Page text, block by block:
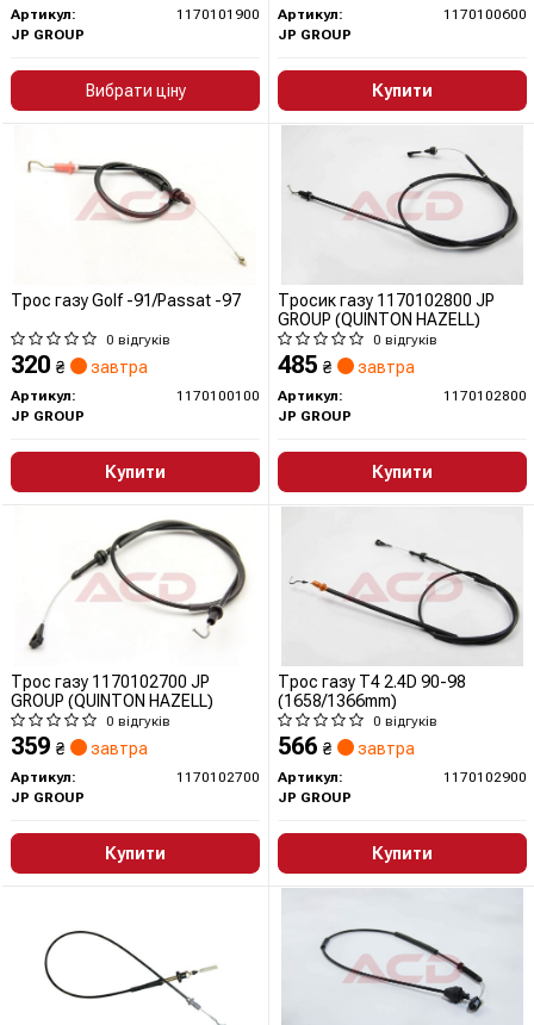
Артикул:
1170101900
JP GROUP
Вибрати ціну
Артикул:
1170100600
JP GROUP
Купити
Трос газу Golf -91/Passat -97
0 відгуків
320 ₴ завтра
Артикул:
1170100100
JP GROUP
Купити
Тросик газу 1170102800 JP
GROUP (QUINTON HAZELL)
0 відгуків
485 ₴ завтра
Артикул:
1170102800
JP GROUP
Купити
Трос газу 1170102700 JP
GROUP (QUINTON HAZELL)
0 відгуків
359 ₴ завтра
Артикул:
1170102700
JP GROUP
Купити
Трос газу T4 2.4D 90-98
(1658/1366mm)
0 відгуків
566 ₴ завтра
Артикул:
1170102900
JP GROUP
Купити